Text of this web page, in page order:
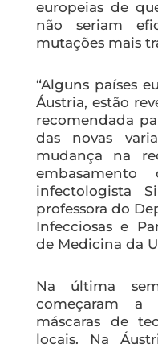
europeias de
não seriam
mutações mais
“Alguns países
Áustria, estão
recomendada
das novas
mudança na
embasamento
infectologista
professora do
Infecciosas e
de Medicina da
Na última
começaram
máscaras de
locais. Na